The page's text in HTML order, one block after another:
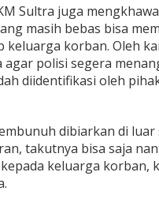
t
P
e
m
b
u
a
n
F
Sultra juga
masih bebas bisa
keluarga korban. Oleh
agar polisi segera
diidentifikasi oleh
dibiarkan di luar
takutnya bisa saja
keluarga korban,